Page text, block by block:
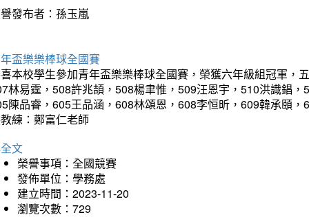
發布者：孫玉嵐
盃樂樂棒球全國賽
本校學生參加青年盃樂樂棒球全國賽，榮獲六年級組冠軍
林易霆，508許兆頡，508楊聿惟，509汪恩宇，510洪識錩
陳品睿，605王品涵，608林頌恩，608李恒昕，609韓承頤
練：鄭富仁老師
文
榮譽事項：全國競賽
發佈單位：學務處
建立時間：2023-11-20
瀏覽次數：729